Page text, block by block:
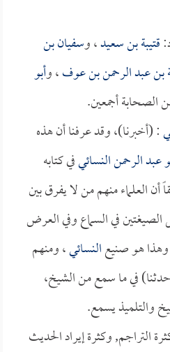
قتيبة بن سعيد، وسفيان بن
بن عبد الرحمن بن عوف، وأبو
الصحابة أجمعين.
: (أخبرنا)، وقد عرفنا أن هذه
عبد الرحمن النسائيفي كتابه
العلماء منهم من لا يفرق بين
في السماع وفي العرض
وهذا هو صنيعالنسائي، ومنهم
في ما سمع من الشيخ،
والتلميذ يسمع.
التراجم, وكثرة إيراد الحديث